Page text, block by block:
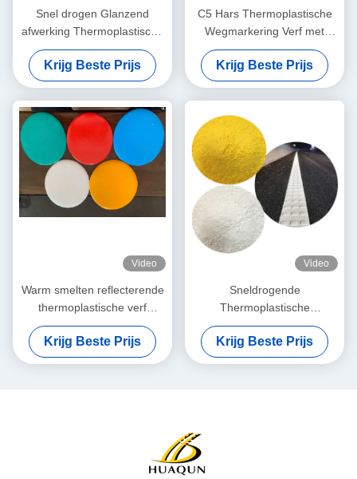
Snel drogen Glanzend
afwerking Thermoplastische
verf voor wegmarkering
Warm smelten
wegmarkering verf
Krijg Beste Prijs
C5 Hars Thermoplastische
Wegmarkering Verf met
180~220℃
Applicatietemperatuur en
Snel Drogen (3 minuten)
voor Duurzame
Wegmarkeringen
Krijg Beste Prijs
Video
Warm smelten reflecterende
thermoplastische verf
weerbestendige voor
wegmarkering op snelwegen
Krijg Beste Prijs
Video
Sneldrogende
Thermoplastische
Wegenverf met Hoge
Reflectiviteit en Aangepaste
Kleuren voor Verbeterde
Krijg Beste Prijs